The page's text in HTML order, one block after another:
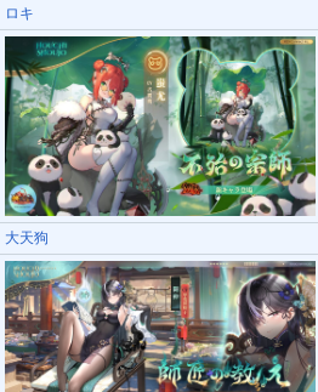
ロキ
大天狗